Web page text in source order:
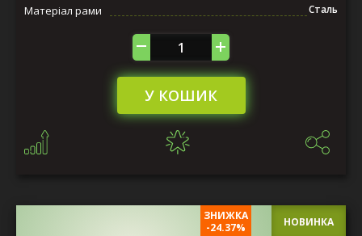
Матеріал рами Сталь
У КОШИК
ЗНИЖКА
-24.37%
НОВИНКА